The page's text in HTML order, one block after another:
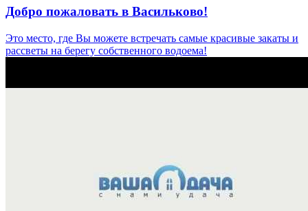
Добро пожаловать в Васильково!
Это место, где Вы можете встречать самые красивые закаты и
рассветы на берегу собственного водоема!